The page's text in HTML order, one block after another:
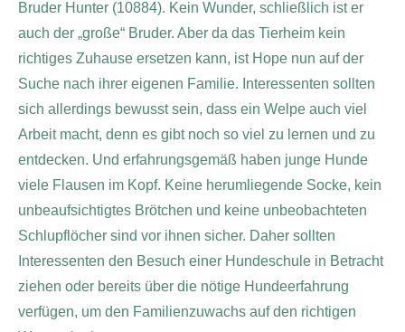
Bruder Hunter (10884). Kein Wunder, schließlich ist er
auch der „große“ Bruder. Aber da das Tierheim kein
richtiges Zuhause ersetzen kann, ist Hope nun auf der
Suche nach ihrer eigenen Familie. Interessenten sollten
sich allerdings bewusst sein, dass ein Welpe auch viel
Arbeit macht, denn es gibt noch so viel zu lernen und zu
entdecken. Und erfahrungsgemäß haben junge Hunde
viele Flausen im Kopf. Keine herumliegende Socke, kein
unbeaufsichtigtes Brötchen und keine unbeobachteten
Schlupflöcher sind vor ihnen sicher. Daher sollten
Interessenten den Besuch einer Hundeschule in Betracht
ziehen oder bereits über die nötige Hundeerfahrung
verfügen, um den Familienzuwachs auf den richtigen